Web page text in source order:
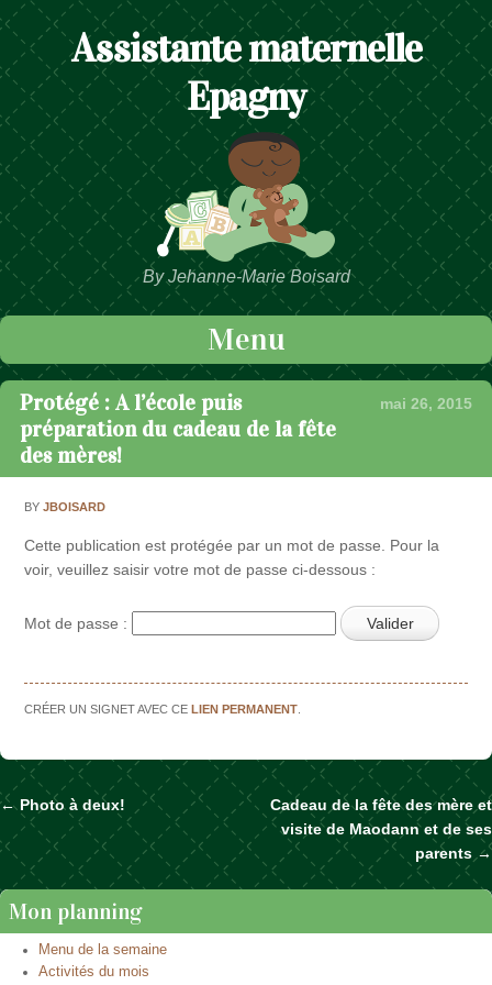
Assistante maternelle
Epagny
By Jehanne-Marie Boisard
Menu
Passer au contenu
Protégé : A l’école puis
préparation du cadeau de la fête
des mères!
mai 26, 2015
BYJBOISARD
Cette publication est protégée par un mot de passe. Pour la
voir, veuillez saisir votre mot de passe ci-dessous :
Mot de passe :
CRÉER UN SIGNET AVEC CELIEN PERMANENT
Naviguer dans les articles
←Photo à deux!
Cadeau de la fête des mère et
visite de Maodann et de ses
parents →
Mon planning
Menu de la semaine
Activités du mois